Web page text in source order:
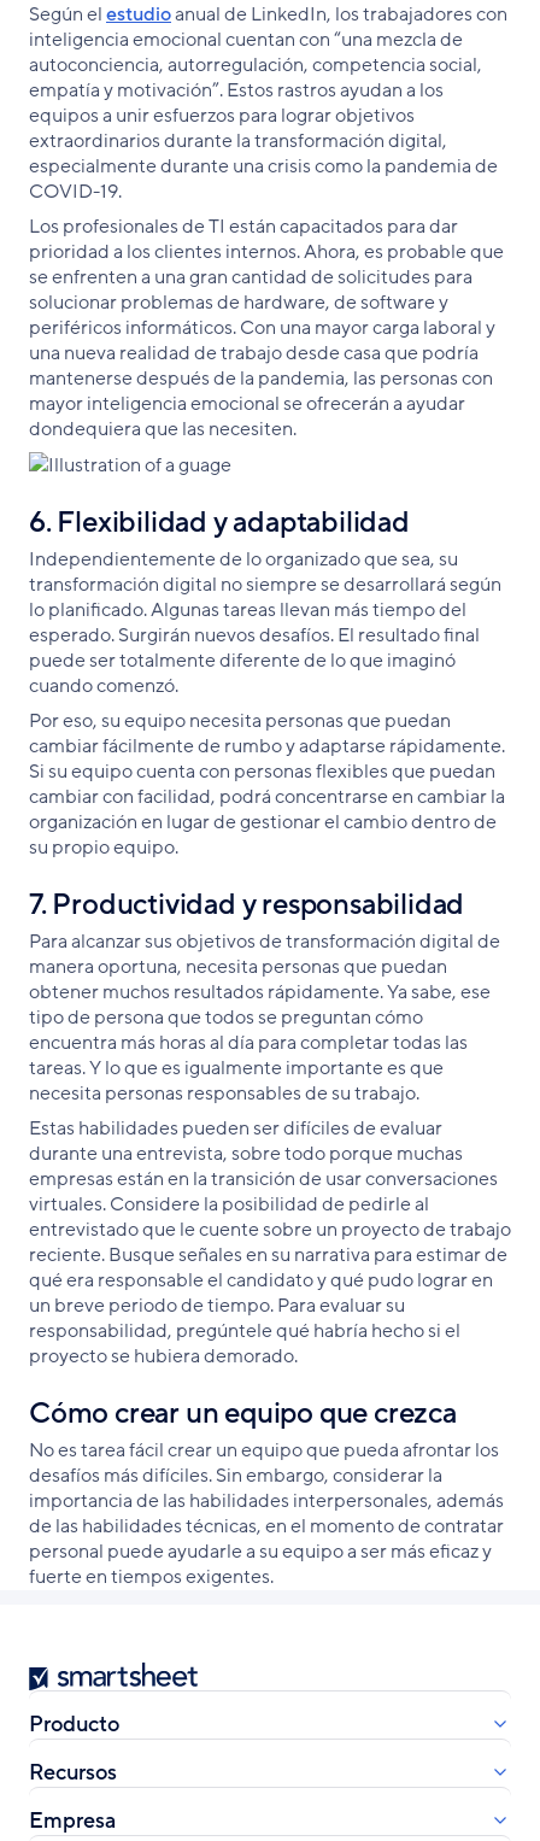
Según elestudioanual de LinkedIn, los trabajadores con
inteligencia emocional cuentan con “una mezcla de
autoconciencia, autorregulación, competencia social,
empatía y motivación”. Estos rastros ayudan a los
equipos a unir esfuerzos para lograr objetivos
extraordinarios durante la transformación digital,
especialmente durante una crisis como la pandemia de
COVID-19.
Los profesionales de TI están capacitados para dar
prioridad a los clientes internos. Ahora, es probable que
se enfrenten a una gran cantidad de solicitudes para
solucionar problemas de hardware, de software y
periféricos informáticos. Con una mayor carga laboral y
una nueva realidad de trabajo desde casa que podría
mantenerse después de la pandemia, las personas con
mayor inteligencia emocional se ofrecerán a ayudar
dondequiera que las necesiten.
6. Flexibilidad y adaptabilidad
Independientemente de lo organizado que sea, su
transformación digital no siempre se desarrollará según
lo planificado. Algunas tareas llevan más tiempo del
esperado. Surgirán nuevos desafíos. El resultado final
puede ser totalmente diferente de lo que imaginó
cuando comenzó.
Por eso, su equipo necesita personas que puedan
cambiar fácilmente de rumbo y adaptarse rápidamente.
Si su equipo cuenta con personas flexibles que puedan
cambiar con facilidad, podrá concentrarse en cambiar la
organización en lugar de gestionar el cambio dentro de
su propio equipo.
7. Productividad y responsabilidad
Para alcanzar sus objetivos de transformación digital de
manera oportuna, necesita personas que puedan
obtener muchos resultados rápidamente. Ya sabe, ese
tipo de persona que todos se preguntan cómo
encuentra más horas al día para completar todas las
tareas. Y lo que es igualmente importante es que
necesita personas responsables de su trabajo.
Estas habilidades pueden ser difíciles de evaluar
durante una entrevista, sobre todo porque muchas
empresas están en la transición de usar conversaciones
virtuales. Considere la posibilidad de pedirle al
entrevistado que le cuente sobre un proyecto de trabajo
reciente. Busque señales en su narrativa para estimar de
qué era responsable el candidato y qué pudo lograr en
un breve periodo de tiempo. Para evaluar su
responsabilidad, pregúntele qué habría hecho si el
proyecto se hubiera demorado.
Cómo crear un equipo que crezca
No es tarea fácil crear un equipo que pueda afrontar los
desafíos más difíciles. Sin embargo, considerar la
importancia de las habilidades interpersonales, además
de las habilidades técnicas, en el momento de contratar
personal puede ayudarle a su equipo a ser más eficaz y
fuerte en tiempos exigentes.
Smartsheet
Producto
Recursos
Empresa